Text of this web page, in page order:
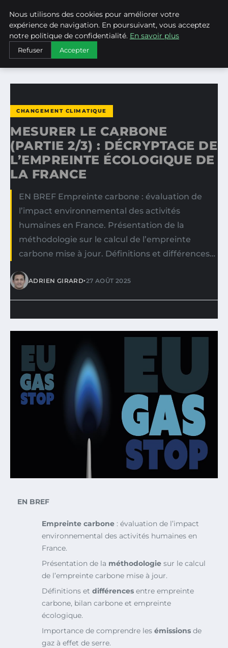
WEARECLIMATECONTROL
ACCUEIL
CHANGEMENT CLIMATIQUE
MESURER LE CARBONE (PARTIE 2/3) : DÉCRYPTAGE DE…
CHANGEMENT CLIMATIQUE
MESURER LE CARBONE
(PARTIE 2/3) : DÉCRYPTAGE DE
L’EMPREINTE ÉCOLOGIQUE DE
LA FRANCE
EN BREF Empreinte carbone : évaluation de
l’impact environnemental des activités
humaines en France. Présentation de la
méthodologie sur le calcul de l’empreinte
carbone mise à jour. Définitions et différences…
ADRIEN GIRARD•27 AOÛT 2025
EN BREF
Empreinte carbone : évaluation de l’impact
environnemental des activités humaines en
France.
Présentation de la méthodologie sur le calcul
de l’empreinte carbone mise à jour.
Définitions et différences entre empreinte
carbone, bilan carbone et empreinte
écologique.
Importance de comprendre les émissions de
gaz à effet de serre.
Nous utilisons des cookies pour améliorer votre
expérience de navigation. En poursuivant, vous acceptez
notre politique de confidentialité. En savoir plus
Refuser Accepter